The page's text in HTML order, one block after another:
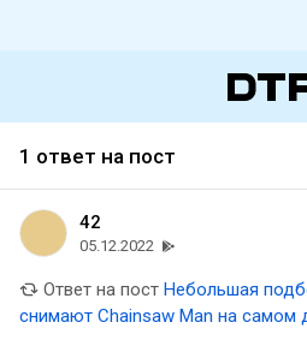
1 ответ на пост
42
05.12.2022
Ответ на пост Небольшая
снимают Chainsaw Man на самом